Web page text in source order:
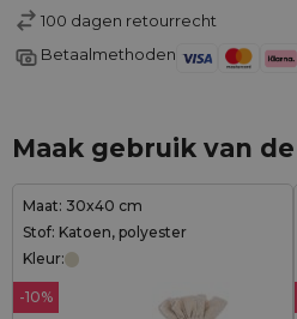
100 dagen retourrecht
Betaalmethoden
Maak gebruik van
Maat: 30x40 cm
Stof: Katoen, polyester
Kleur:
-10%